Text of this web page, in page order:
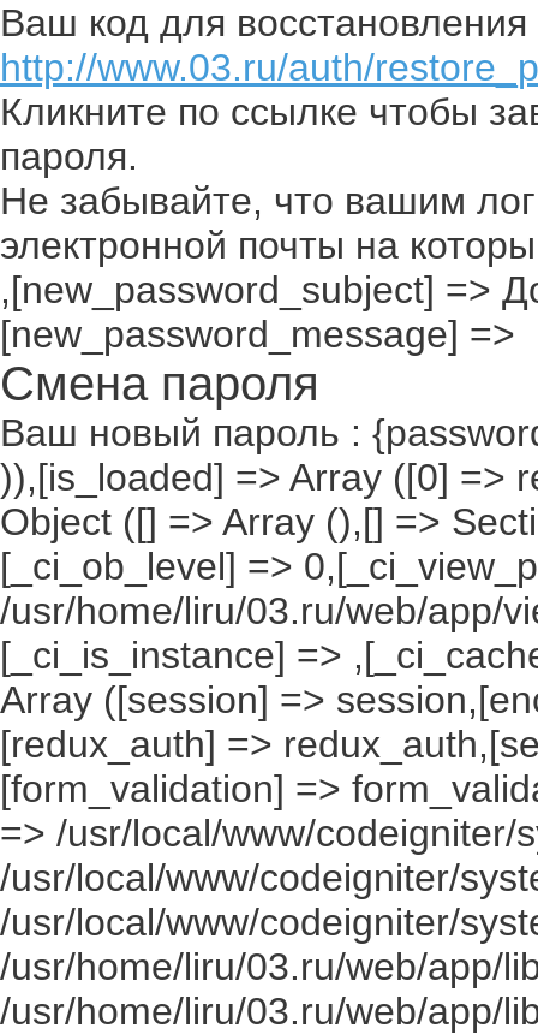
Ваш код для восстановления
http://www.03.ru/auth/
Кликните по ссылке чтобы
пароля.
Не забывайте, что вашим
электронной почты на
,[new_password_subject] =>
[new_password_message] =>
Смена пароля
Ваш новый пароль :
)),[is_loaded] => Array ([0] =>
Object ([] => Array (),[] =>
[_ci_ob_level] =>
/usr/home/liru/03.ru/web/app/
[_ci_is_instance] =>
Array ([session] =>
[redux_auth] =>
[form_validation] =>
=> /usr/local/www/codeigniter/
/usr/local/www/codeigniter/
/usr/local/www/codeigniter/
/usr/home/liru/03.ru/web/app/
/usr/home/liru/03.ru/web/app/